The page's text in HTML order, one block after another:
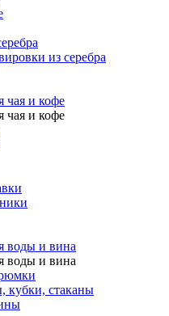
из серебра
чая и кофе
чая и кофе
воды и вина
воды и вина
кубки, стаканы